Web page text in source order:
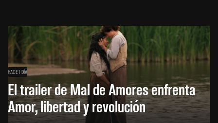
HACE 1 DÍA
El trailer de Mal de Amores enfrenta
Amor, libertad y revolución